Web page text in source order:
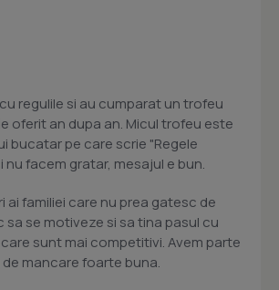
regulile si au cumparat un trofeu
oferit an dupa an. Micul trofeu este
bucatar pe care scrie "Regele
nu facem gratar, mesajul e bun.
ai familiei care nu prea gatesc de
sa se motiveze si sa tina pasul cu
sunt mai competitivi. Avem parte
mancare foarte buna.